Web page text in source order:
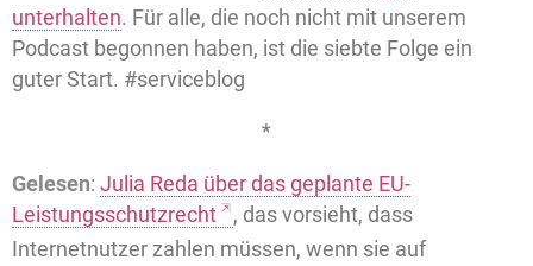
unterhalten. Für alle, die noch nicht mit unserem
Podcast begonnen haben, ist die siebte Folge ein
guter Start. #serviceblog
*
Gelesen: Julia Reda über das geplante EU-
Leistungsschutzrecht
, das vorsieht, dass
Internetnutzer zahlen müssen, wenn sie auf